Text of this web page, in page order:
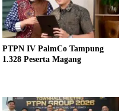
PTPN IV PalmCo Tampung
1.328 Peserta Magang